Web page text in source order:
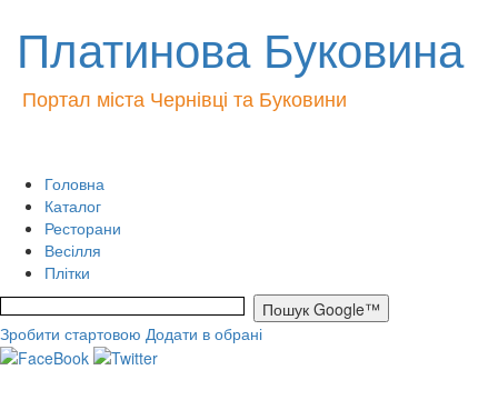
Платинова Буковина
Портал міста Чернівці та Буковини
Головна
Каталог
Ресторани
Весілля
Плітки
Зробити стартовою Додати в обрані